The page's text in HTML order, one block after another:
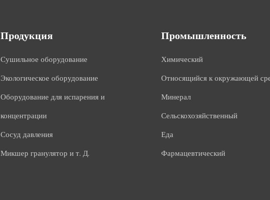
Продукция
Сушильное оборудование
Экологическое оборудование
Оборудование для испарения и
концентрации
Сосуд давления
Микшер гранулятор и т. Д.
Промышленность
Химический
Относящийся к окружающей
Минерал
Сельскохозяйственный
Еда
Фармацевтический